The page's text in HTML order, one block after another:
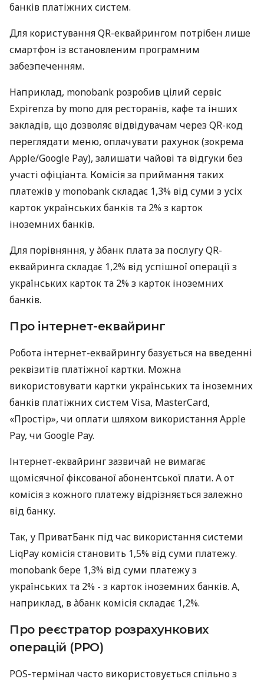
банків платіжних систем.
Для користування QR-еквайрингом потрібен лише
смартфон із встановленим програмним
забезпеченням.
Наприклад, monobank розробив цілий сервіс
Expirenza by mono для ресторанів, кафе та інших
закладів, що дозволяє відвідувачам через QR-код
переглядати меню, оплачувати рахунок (зокрема
Apple/Google Pay), залишати чайові та відгуки без
участі офіціанта. Комісія за приймання таких
платежів у monobank складає 1,3% від суми з усіх
карток українських банків та 2% з карток
іноземних банків.
Для порівняння, у àбанк плата за послугу QR-
еквайринга складає 1,2% від успішної операції з
українських карток та 2% з карток іноземних
банків.
Про інтернет-еквайринг
Робота інтернет-еквайрингу базується на введенні
реквізитів платіжної картки. Можна
використовувати картки українських та іноземних
банків платіжних систем Visa, MasterCard,
«Простір», чи оплати шляхом використання Apple
Pay, чи Google Pay.
Інтернет-еквайринг зазвичай не вимагає
щомісячної фіксованої абонентської плати. А от
комісія з кожного платежу відрізняється залежно
від банку.
Так, у ПриватБанк під час використання системи
LiqPay комісія становить 1,5% від суми платежу.
monobank бере 1,3% від суми платежу з
українських та 2% - з карток іноземних банків. А,
наприклад, в àбанк комісія складає 1,2%.
Про реєстратор розрахункових
операцій (РРО)
POS-термінал часто використовується спільно з